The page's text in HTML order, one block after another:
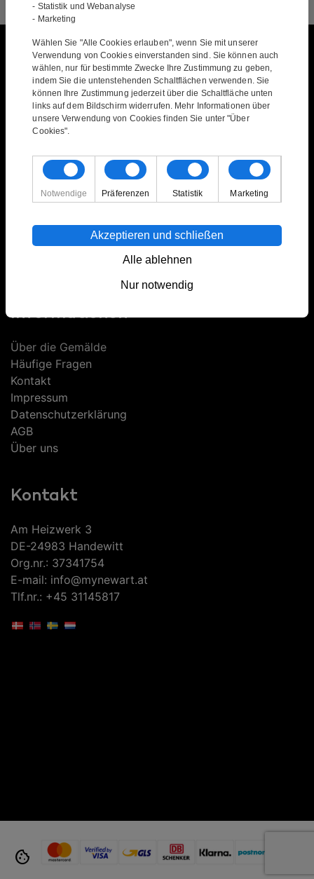
Gemälde
Alle Gemälde
Abstrakte Gemälde
Bunte Gemälde
Gemälde mit gedeckten Farben
Gemälde mit Menschen und Tieren
Gemälde mit Natur
Horizontale Gemälde
Vertikale Gemälde
Informationen
Über die Gemälde
Häufige Fragen
Kontakt
Impressum
Datenschutzerklärung
AGB
Über uns
Kontakt
Am Heizwerk 3
DE-24983 Handewitt
Org.nr.: 37341754
E-mail: info@mynewart.at
Tlf.nr.: +45 31145817
cookie
- Statistik und Webanalyse
- Marketing
Wählen Sie "Alle Cookies erlauben", wenn Sie mit unserer
Verwendung von Cookies einverstanden sind. Sie können auch
wählen, nur für bestimmte Zwecke Ihre Zustimmung zu geben,
indem Sie die untenstehenden Schaltflächen verwenden. Sie
können Ihre Zustimmung jederzeit über die Schaltfläche unten
links auf dem Bildschirm widerrufen. Mehr Informationen über
unsere Verwendung von Cookies finden Sie unter "Über
Cookies".
Notwendige Präferenzen Statistik Marketing
Alle ablehnen
Nur notwendig
Akzeptieren und schließen